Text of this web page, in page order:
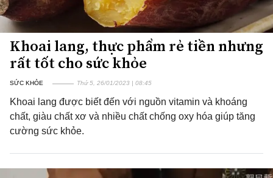
Khoai lang, thực phẩm rẻ tiền nhưng
rất tốt cho sức khỏe
SỨC KHỎE Thứ 5, 26/01/2023 | 08:45
Khoai lang được biết đến với nguồn vitamin và khoáng
chất, giàu chất xơ và nhiều chất chống oxy hóa giúp tăng
cường sức khỏe.